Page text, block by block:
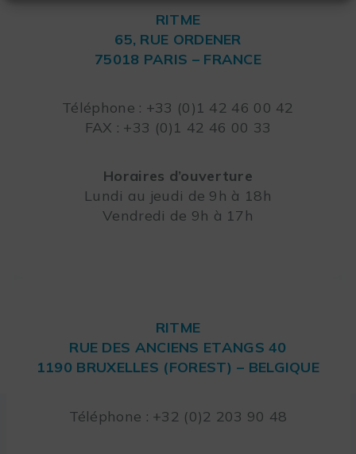
RITME
65, RUE ORDENER
75018 PARIS – FRANCE
Téléphone : +33 (0)1 42 46 00 42
FAX : +33 (0)1 42 46 00 33
Horaires d’ouverture
Lundi au jeudi de 9h à 18h
Vendredi de 9h à 17h
RITME
RUE DES ANCIENS ETANGS 40
1190 BRUXELLES (FOREST) – BELGIQUE
Téléphone : +32 (0)2 203 90 48